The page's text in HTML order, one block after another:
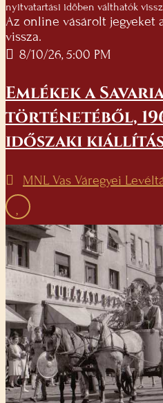
nyitvatartási időben válthatók
Az online vásárolt jegyeket
vissza.
8/10/26, 5:00 PM
Emlékek a
történetéből,
időszaki
MNL Vas Váregyei